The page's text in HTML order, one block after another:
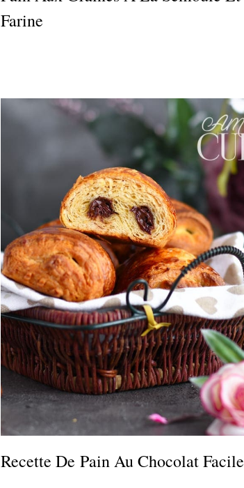
Farine
Recette De Pain Au Chocolat Facile